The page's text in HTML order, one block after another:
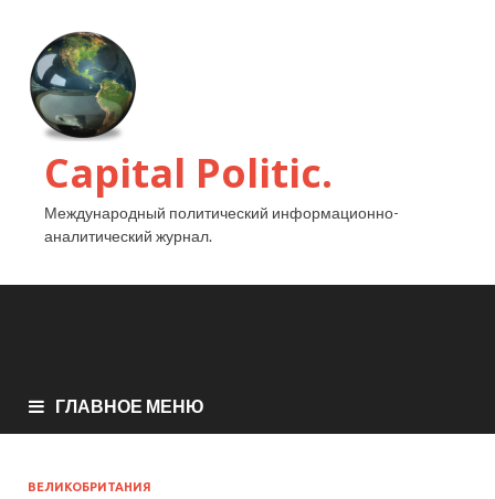
Capital Politic.
Международный политический информационно-
аналитический журнал.
ГЛАВНОЕ МЕНЮ
ВЕЛИКОБРИТАНИЯ